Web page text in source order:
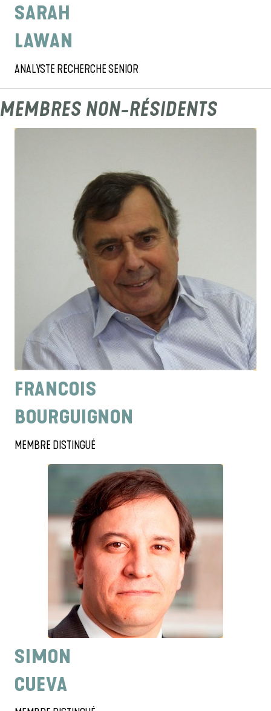
SARAH
LAWAN
ANALYSTE RECHERCHE SENIOR
MEMBRES NON-RÉSIDENTS
FRANCOIS
BOURGUIGNON
MEMBRE DISTINGUÉ
SIMON
CUEVA